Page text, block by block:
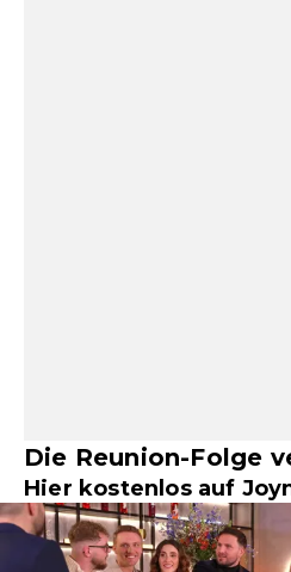
Die Reunion-Folge
Hier kostenlos auf